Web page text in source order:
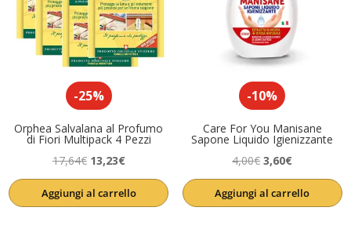
-25%
Orphea Salvalana al Profumo
di Fiori Multipack 4 Pezzi
17,64€ Il
prezzo
originale
13,23€Il
prezzo
attuale
Aggiungi al carrello
-10%
Care For You Manisane
Sapone Liquido Igienizzante
4,00€ Il
prezzo
originale
3,60€Il
prezzo
attuale
Aggiungi al carrello